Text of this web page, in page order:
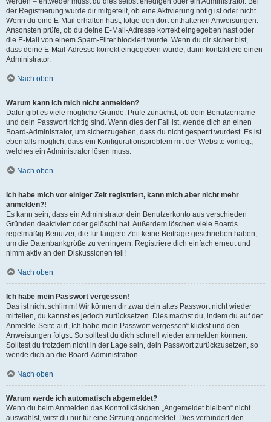
der Registrierung wurde dir mitgeteilt, ob eine Aktivierung nötig ist oder nicht.
Wenn du eine E-Mail erhalten hast, folge den dort enthaltenen Anweisungen.
Ansonsten prüfe, ob du deine E-Mail-Adresse korrekt eingegeben hast oder
die E-Mail von einem Spam-Filter blockiert wurde. Wenn du dir sicher bist,
dass deine E-Mail-Adresse korrekt eingegeben wurde, dann kontaktiere einen
Administrator.
Nach oben
Warum kann ich mich nicht anmelden?
Dafür gibt es viele mögliche Gründe. Prüfe zunächst, ob dein Benutzername
und dein Passwort richtig sind. Wenn dies der Fall ist, wende dich an einen
Board-Administrator, um sicherzugehen, dass du nicht gesperrt wurdest. Es ist
ebenfalls möglich, dass ein Konfigurationsproblem mit der Website vorliegt,
welches ein Administrator lösen muss.
Nach oben
Ich habe mich vor einiger Zeit registriert, kann mich aber nicht mehr
anmelden?!
Es kann sein, dass ein Administrator dein Benutzerkonto aus verschieden
Gründen deaktiviert oder gelöscht hat. Außerdem löschen viele Boards
regelmäßig Benutzer, die für längere Zeit keine Beiträge geschrieben haben,
um die Datenbankgröße zu verringern. Registriere dich einfach erneut und
nimm aktiv an den Diskussionen teil!
Nach oben
Ich habe mein Passwort vergessen!
Das ist nicht schlimm! Wir können dir zwar dein altes Passwort nicht wieder
mitteilen, du kannst es jedoch zurücksetzen. Dies machst du, indem du auf der
Anmelde-Seite auf „Ich habe mein Passwort vergessen“ klickst und den
Anweisungen folgst. So solltest du dich schnell wieder anmelden können.
Solltest du trotzdem nicht in der Lage sein, dein Passwort zurückzusetzen, so
wende dich an die Board-Administration.
Nach oben
Warum werde ich automatisch abgemeldet?
Wenn du beim Anmelden das Kontrollkästchen „Angemeldet bleiben“ nicht
auswählst, wirst du nur für eine Sitzung angemeldet. Dies verhindert den